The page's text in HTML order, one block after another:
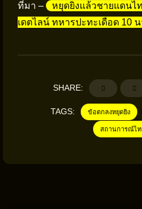
ที่มา –
หยุดยิงแล้วชายแดนไ
เดตไลน์ ทหารปะทะเดือด 10
SHARE:
TAGS: ข้อตกลงหยุดยิง
สถานการณ์ไท